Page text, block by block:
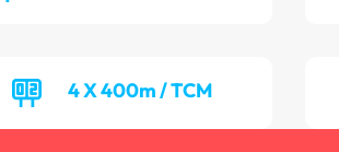
4 X 400m / TCM